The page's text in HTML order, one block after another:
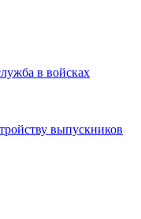
в войсках
выпускников